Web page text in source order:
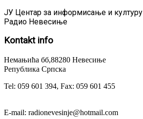
ЈУ Центар за информисање и културу
Радио Невесиње
Kontaktinfo
Немањића бб,88280 Невесиње
Република Српска
Tel: 059 601 394, Fax: 059 601 455
E-mail: radionevesinje@hotmail.com